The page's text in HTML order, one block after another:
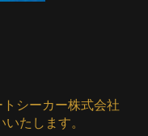
シーカー株式会社
いたします。